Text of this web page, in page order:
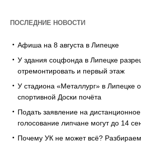
ПОСЛЕДНИЕ НОВОСТИ
Афиша на 8 августа в Липецке
У здания соцфонда в Липецке
отремонтировать и первый этаж
У стадиона «Металлург» в Липецке
спортивной Доски почёта
Подать заявление на
голосование липчане могут до 14
Почему УК не может всё?